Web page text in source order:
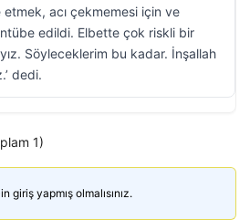
acı çekmemesi için ve
edildi. Elbette çok riskli bir
Söyleceklerim bu kadar. İnşallah
dedi.
1)
giriş yapmış olmalısınız.